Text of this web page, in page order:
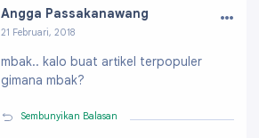
Angga Passakanawang
21 Februari, 2018
926492687798026
…
mbak.. kalo buat artikel terpopuler
gimana mbak?
Sembunyikan Balasan